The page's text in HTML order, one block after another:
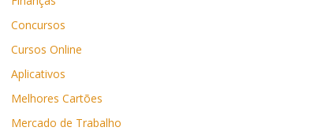
Concursos
Cursos Online
Aplicativos
Melhores Cartões
Mercado de Trabalho